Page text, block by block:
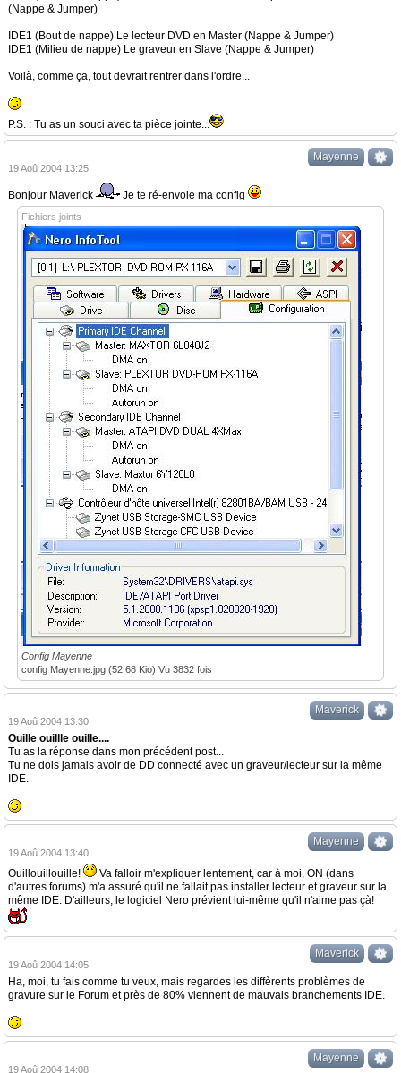
(Nappe & Jumper)
IDE1 (Bout de nappe) Le lecteur DVD en Master (Nappe & Jumper)
IDE1 (Milieu de nappe) Le graveur en Slave (Nappe & Jumper)
Voilà, comme ça, tout devrait rentrer dans l'ordre...
P.S. : Tu as un souci avec ta pièce jointe...
Mayenne
19 Aoû 2004 13:25
Bonjour Maverick Je te ré-envoie ma config
Fichiers joints
Config Mayenne
config Mayenne.jpg (52.68 Kio) Vu 3832 fois
Maverick
19 Aoû 2004 13:30
Ouille ouillle ouille....
Tu as la réponse dans mon précédent post...
Tu ne dois jamais avoir de DD connecté avec un graveur/lecteur sur la même
IDE.
Mayenne
19 Aoû 2004 13:40
Ouillouillouille!
Va falloir m'expliquer lentement, car à moi, ON (dans
d'autres forums) m'a assuré qu'il ne fallait pas installer lecteur et graveur sur la
même IDE. D'ailleurs, le logiciel Nero prévient lui-même qu'il n'aime pas çà!
Maverick
19 Aoû 2004 14:05
Ha, moi, tu fais comme tu veux, mais regardes les diffèrents problèmes de
gravure sur le Forum et près de 80% viennent de mauvais branchements IDE.
Mayenne
19 Aoû 2004 14:08